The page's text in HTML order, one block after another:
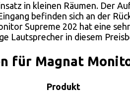
in kleinen Räumen. Der
befinden sich an der
Supreme 202 hat eine
Lautsprecher in diesem
für Magnat
Produkt